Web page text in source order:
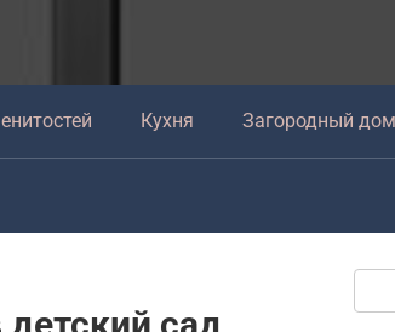
Кухня Загородный дом